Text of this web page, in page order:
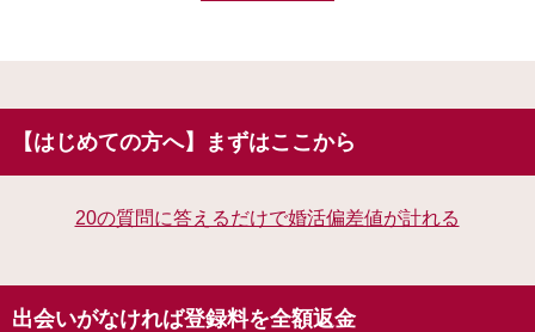
【はじめての方へ】まずはここから
20の質問に答えるだけで婚活偏差値が計れる
出会いがなければ登録料を全額返金